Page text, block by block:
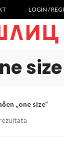
LOGIN /
size
„one size“